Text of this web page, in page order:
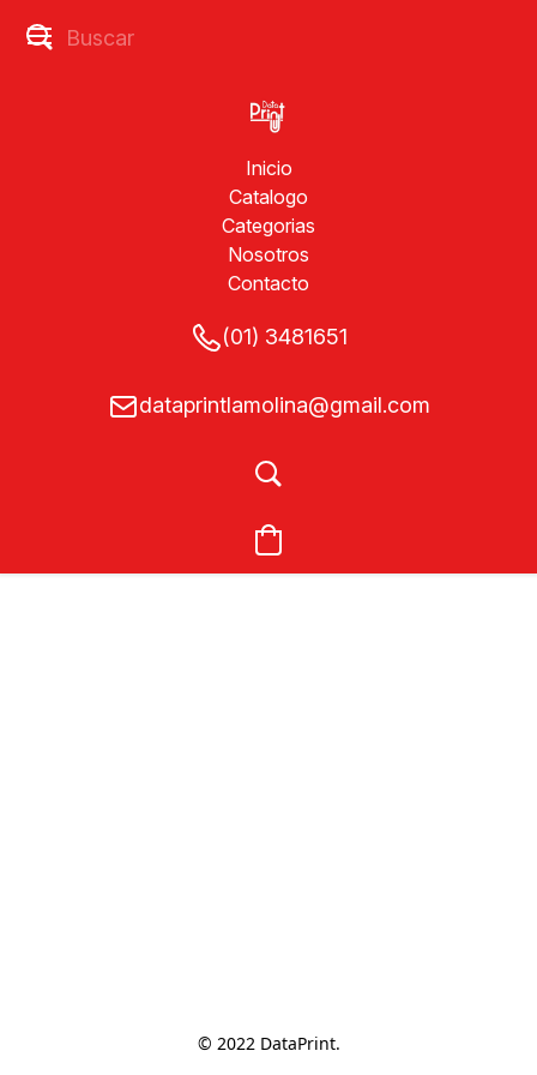
Inicio
Catalogo
Categorias
Nosotros
Contacto
(01) 3481651
dataprintlamolina@gmail.com
© 2022 DataPrint.